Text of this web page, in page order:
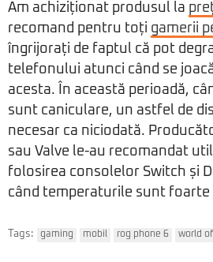
Am achiziționat produsul la
recomand pentru toți gamerii
îngrijorați de faptul că pot
telefonului atunci când se
acesta. În această perioadă,
sunt caniculare, un astfel de
necesar ca niciodată.
sau Valve le-au recomandat
folosirea consolelor Switch și
când temperaturile sunt foarte
Tags: gaming mobil rog phone 6 world